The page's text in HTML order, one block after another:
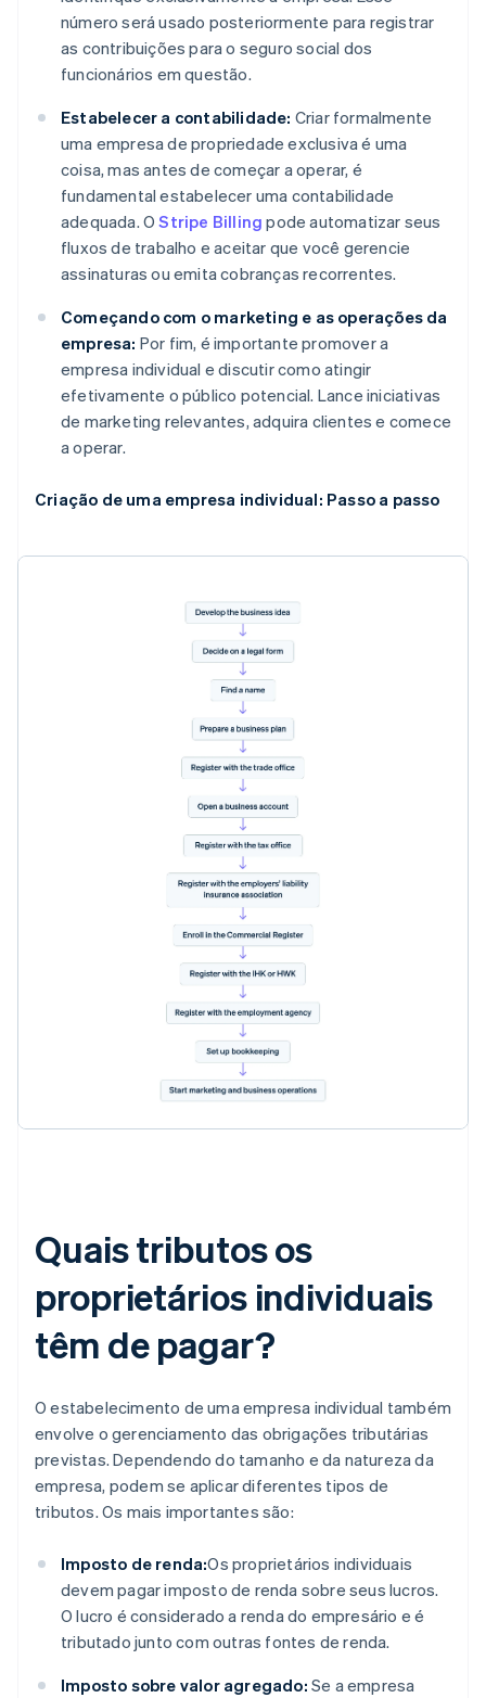
número será usado posteriormente para registrar
as contribuições para o seguro social dos
funcionários em questão.
Estabelecer a contabilidade: Criar formalmente
uma empresa de propriedade exclusiva é uma
coisa, mas antes de começar a operar, é
fundamental estabelecer uma contabilidade
adequada. OStripe Billing pode automatizar seus
fluxos de trabalho e aceitar que você gerencie
assinaturas ou emita cobranças recorrentes.
Começando com o marketing e as operações da
empresa: Por fim, é importante promover a
empresa individual e discutir como atingir
efetivamente o público potencial. Lance iniciativas
de marketing relevantes, adquira clientes e comece
a operar.
Criação de uma empresa individual: Passo a passo
Quais tributos os
proprietários individuais
têm de pagar?
O estabelecimento de uma empresa individual também
envolve o gerenciamento das obrigações tributárias
previstas. Dependendo do tamanho e da natureza da
empresa, podem se aplicar diferentes tipos de
tributos. Os mais importantes são:
Imposto de renda:Os proprietários individuais
devem pagar imposto de renda sobre seus lucros.
O lucro é considerado a renda do empresário e é
tributado junto com outras fontes de renda.
Imposto sobre valor agregado: Se a empresa